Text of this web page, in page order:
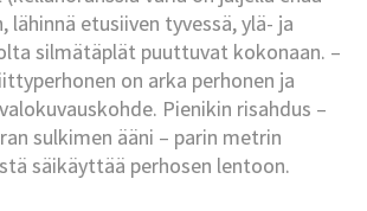
lähinnä etusiiven tyvessä, ylä- ja
silmätäplät puuttuvat kokonaan. –
on arka perhonen ja
Pienikin risahdus –
sulkimen ääni – parin metrin
säikäyttää perhosen lentoon.